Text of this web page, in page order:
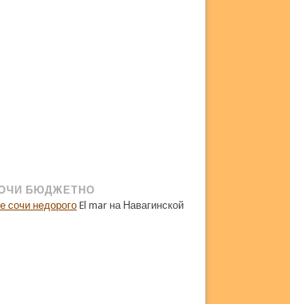
БЮДЖЕТНО
сочи недорого El mar на Навагинской